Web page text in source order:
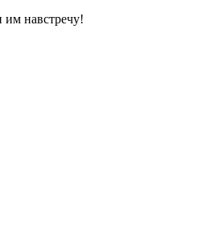
навстречу!